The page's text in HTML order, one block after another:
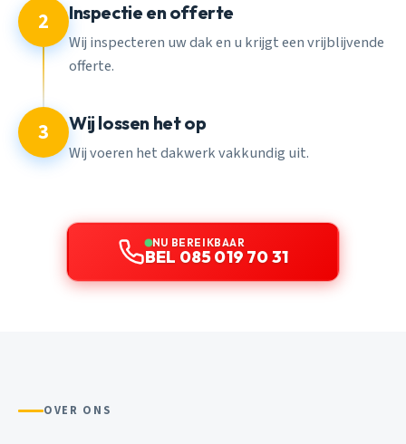
2 Inspectie en offerte
Wij inspecteren uw dak en u krijgt een vrijblijvende
offerte.
3 Wij lossen het op
Wij voeren het dakwerk vakkundig uit.
NU BEREIKBAAR
BEL 085 019 70 31
OVER ONS